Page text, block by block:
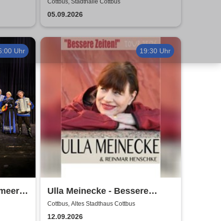
Norman Langen, Julian David
Cottbus, Stadthalle Cottbus
05.09.2026
Uhr 19:30 Uhr
Ulla Meinecke - Bessere
Zeiten Tour
Cottbus, Altes Stadthaus Cottbus
12.09.2026